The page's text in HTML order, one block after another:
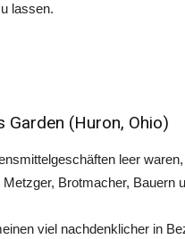
lassen.
Garden (Huron, Ohio)
leer
Brotmacher, Bauern
viel nachdenklicher in